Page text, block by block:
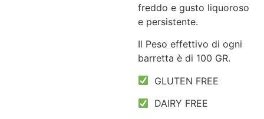
freddo e gusto liquoroso
e persistente.
Il Peso effettivo di ogni
barretta è di 100 GR.
GLUTEN FREE
DAIRY FREE